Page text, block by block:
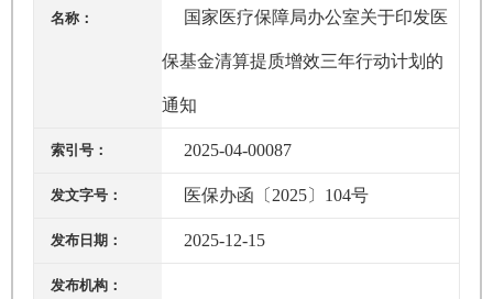
名称： 国家医疗保障局办公室关于印发医
保基金清算提质增效三年行动计划的
通知
索引号： 2025-04-00087
发文字号： 医保办函〔2025〕104号
发布日期： 2025-12-15
发布机构：